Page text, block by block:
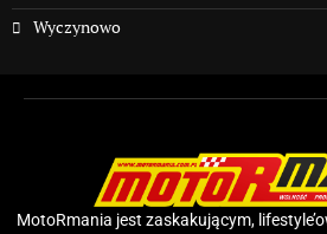
Wyczynowo
MotoRmania jest zaskakującym,